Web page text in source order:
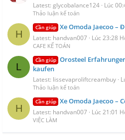
Latest: glycobalance124 Lúc
Thảo luận kế toán
H
Cần giúp Xe Omoda Jaecoo –
Latest: handvan007 Lúc 23:28
CAFE KẾ TOÁN
L
Cần giúp Orosteel
kaufen
Latest: lissevaproliftcreambuy
Thảo luận kế toán
H
Cần giúp Xe Omoda Jaecoo –
Latest: handvan007 Lúc 21:01
VIỆC LÀM